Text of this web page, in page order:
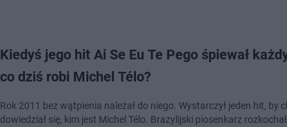
Kiedyś jego hit Ai Se Eu Te Pego śpiewał
co dziś robi Michel Télo?
Rok 2011 bez wątpienia należał do niego. Wystarczył jeden hit, by
dowiedział się, kim jest Michel Télo. Brazylijski piosenkarz